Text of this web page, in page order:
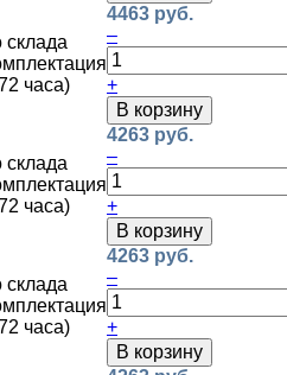
склада
часа)
4463 руб.
–
+
В корзину
склада
часа)
4263 руб.
–
+
В корзину
склада
часа)
4263 руб.
–
+
В корзину